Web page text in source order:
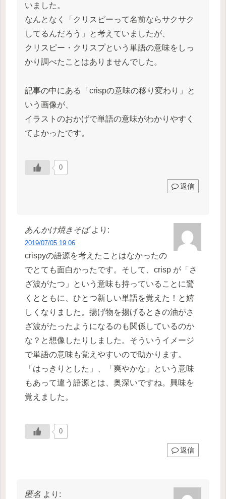
いました。
なんとなく「クリスピーって名前ならサクサク
してるんだろう」と考えていましたが、
クリスピー・クリスプという単語の意味をしっ
かり調べたことはありませんでした。
記事の中にある「crispの意味の移り変わり」と
いう画像が、
イラストのおかげで単語の意味がわかりやすく
てよかったです。
0
返信
あんかけ焼きそば より:
2019/07/05 19:06
crispyの語源を考えたことはなかったの
でとても面白かったです。そして、crisp が「さ
ざ波がたつ」という意味も持っていることに驚
くとともに、ひとつ新しい単語を覚えた！と嬉
しくなりました。揚げ物を揚げるときの油がさ
ざ波がたったようになるのも関係しているのか
な？と想像したりしました。そういうイメージ
で単語の意味も覚えやすいので助かります。
「はっきりとした」、「爽やかな」という意味
もあって違う語源とは、奥深いですね。興味を
覚えました。
0
返信
匿名 より: